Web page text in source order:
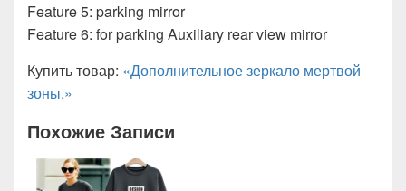
Feature 5: parking mirror
Feature 6: for parking Auxiliary rear view mirror
Купить товар: «Дополнительное зеркало мертвой
зоны.»
Похожие Записи